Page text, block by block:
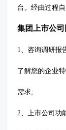
台。经由过程
集团上市公
1、咨询调研报
了解您的企业
需求;
2、上市公司功